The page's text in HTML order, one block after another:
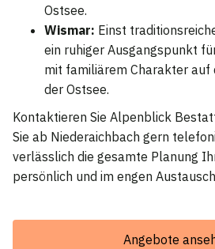
Ostsee.
Wismar: Einst
ein ruhiger Ausgangspunkt
mit familiärem Charakter auf
der Ostsee.
Kontaktieren Sie Alpenblick
Sie ab Niederaichbach gern
verlässlich die gesamte Planung
persönlich und im engen
Angebote